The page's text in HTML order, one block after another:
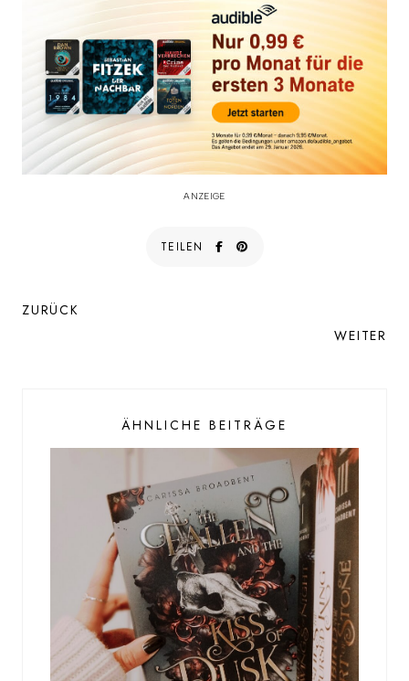
ANZEIGE
TEILEN
ZURÜCK
WEITER
ÄHNLICHE BEITRÄGE